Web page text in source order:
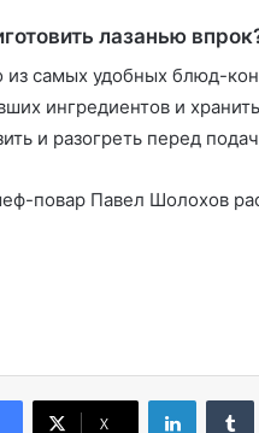
лазанью
самых удобных блюд-
ингредиентов и
и разогреть перед
повар Павел Шолохов
X
LinkedIn